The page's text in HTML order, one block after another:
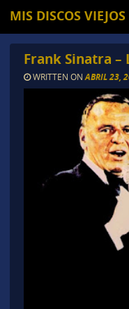
MIS DISCOS VIEJOS
Frank Sinatra –
WRITTEN ON ABRIL 23,